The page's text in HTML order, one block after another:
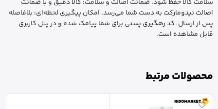
سلامت کالا حفظ شود. ضمانت اصالت و سلامت: کالا دقیق و با ضمانت
اصالت نیدومارکت به دست شما می‌رسد. امکان پیگیری لحظه‌ای: بلافاصله
پس از ارسال، کد رهگیری پستی برای شما پیامک شده و در پنل کاربری
قابل مشاهده است.
محصولات مرتبط